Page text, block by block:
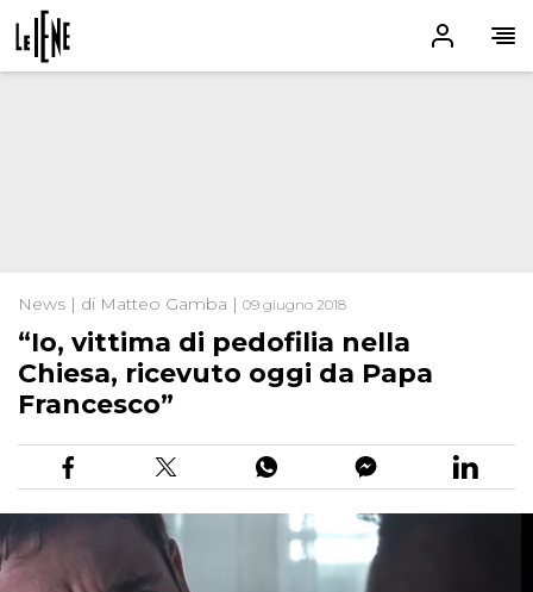
News | di Matteo Gamba | 09 giugno 2018
“Io, vittima di pedofilia nella
Chiesa, ricevuto oggi da Papa
Francesco”